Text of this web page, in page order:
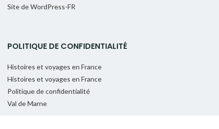
Site de WordPress-FR
POLITIQUE DE CONFIDENTIALITÉ
Histoires et voyages en France
Histoires et voyages en France
Politique de confidentialité
Val de Marne